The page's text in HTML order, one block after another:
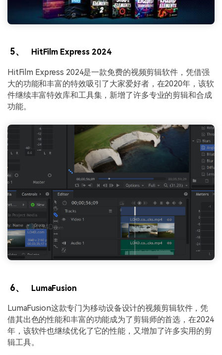
5、 HitFilm Express 2024
HitFilm Express 2024是一款免费的视频剪辑软件，凭借强
大的功能和丰富的特效吸引了大家爱好者，在2020年，该软
件继续丰富特效库和工具集，新增了许多专业的剪辑和合成
功能。
6、 LumaFusion
LumaFusion这款专门为移动设备设计的视频剪辑软件，凭
借其出色的性能和丰富的功能成为了剪辑师的首选，在2024
年，该软件也继续优化了它的性能，又增加了许多实用的剪
辑工具。